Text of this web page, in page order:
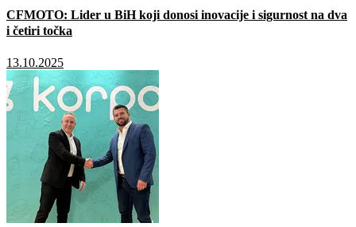
CFMOTO: Lider u BiH koji donosi inovacije i sigurnost na dva
i četiri točka
13.10.2025